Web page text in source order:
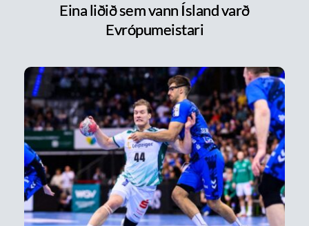
Eina liðið sem vann Ísland varð
Evrópumeistari